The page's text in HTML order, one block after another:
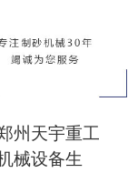
州天宇重工
械设备生